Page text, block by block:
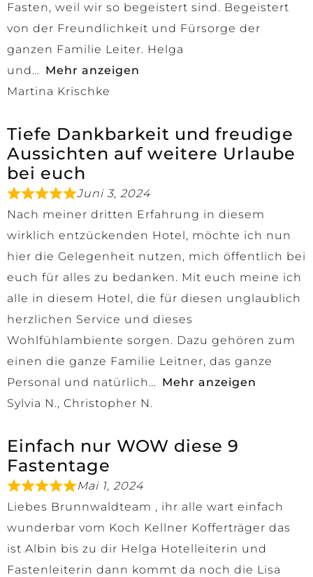
Fasten, weil wir so begeistert sind. Begeistert
von der Freundlichkeit und Fürsorge der
ganzen Familie Leiter. Helga
und
Mehr anzeigen
Martina Krischke
Tiefe Dankbarkeit und freudige
Aussichten auf weitere Urlaube
bei euch
Juni 3, 2024
Nach meiner dritten Erfahrung in diesem
wirklich entzückenden Hotel, möchte ich nun
hier die Gelegenheit nutzen, mich öffentlich bei
euch für alles zu bedanken. Mit euch meine ich
alle in diesem Hotel, die für diesen unglaublich
herzlichen Service und dieses
Wohlfühlambiente sorgen. Dazu gehören zum
einen die ganze Familie Leitner, das ganze
Personal und natürlich
Mehr anzeigen
Sylvia N., Christopher N.
Einfach nur WOW diese 9
Fastentage
Mai 1, 2024
Liebes Brunnwaldteam , ihr alle wart einfach
wunderbar vom Koch Kellner Kofferträger das
ist Albin bis zu dir Helga Hotelleiterin und
Fastenleiterin dann kommt da noch die Lisa